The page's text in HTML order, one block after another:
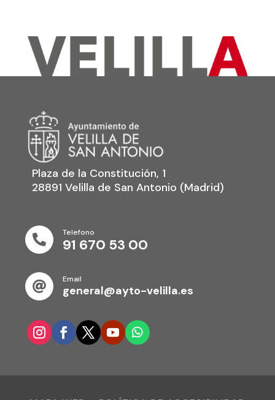
Plaza de la Constitución, 1
28891 Velilla de San Antonio (Madrid)

Telefono
91 670 53 00

Email
general@ayto-velilla.es